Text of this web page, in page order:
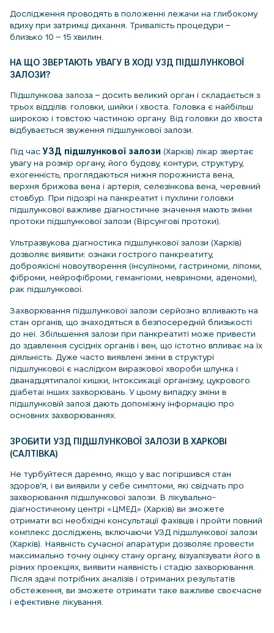
Дослідження проводять в положенні лежачи на глибокому
вдиху при затримці дихання. Тривалість процедури –
близько 10 – 15 хвилин.
НА ЩО ЗВЕРТАЮТЬ УВАГУ В ХОДІ УЗД ПІДШЛУНКОВОЇ
ЗАЛОЗИ?
Підшлункова залоза – досить великий орган і складається з
трьох відділів: головки, шийки і хвоста. Головка є найбільш
широкою і товстою частиною органу. Від головки до хвоста
відбувається звуження підшлункової залози.
Під часУЗД підшлункової залози (Харків) лікар звертає
увагу на розмір органу, його будову, контури, структуру,
ехогенність, проглядаються нижня порожниста вена,
верхня брижова вена і артерія, селезінкова вена, черевний
стовбур. При підозрі на панкреатит і пухлини головки
підшлункової важливе діагностичне значення мають зміни
протоки підшлункової залози (Вірсунгові протоки).
Ультразвукова діагностика підшлункової залози (Харків)
дозволяє виявити: ознаки гострого панкреатиту,
доброякісні новоутворення (інсуліноми, гастриноми, ліпоми,
фіброми, нейрофіброми, гемангіоми, невриноми, аденоми),
рак підшлункової.
Захворювання підшлункової залози серйозно впливають на
стан органів, що знаходяться в безпосередній близькості
до неї. Збільшення залози при панкреатиті може привести
до здавлення сусідніх органів і вен, що істотно впливає на їх
діяльність. Дуже часто виявлені зміни в структурі
підшлункової є наслідком виразкової хвороби шлунка і
дванадцятипалої кишки, інтоксикації організму, цукрового
діабетаі інших захворювань. У цьому випадку зміни в
підшлунковій залозі дають допоміжну інформацію про
основних захворюваннях.
ЗРОБИТИ УЗД ПІДШЛУНКОВОЇ ЗАЛОЗИ В ХАРКОВІ
(САЛТІВКА)
Не турбуйтеся даремно, якщо у вас погіршився стан
здоров’я, і ​​ви виявили у себе симптоми, які свідчать про
захворювання підшлункової залози. В лікувально-
діагностичному центрі «ЦМЕД» (Харків) ви зможете
отримати всі необхідні консультації фахівців і пройти повний
комплекс досліджень, включаючи УЗД підшлункової залози
(Харків). Наявність сучасної апаратури дозволяє провести
максимально точну оцінку стану органу, візуалізувати його в
різних проекціях, виявити наявність і стадію захворювання.
Після здачі потрібних аналізів і отриманих результатів
обстеження, ви зможете отримати таке важливе своєчасне
і ефективне лікування.